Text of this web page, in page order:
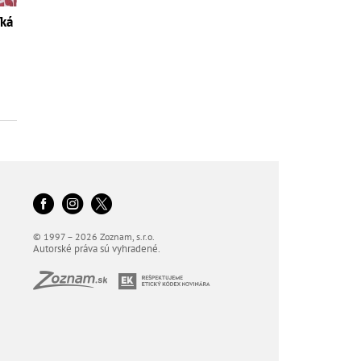
© 1997 – 2026 Zoznam, s.r.o.
Autorské práva sú vyhradené.